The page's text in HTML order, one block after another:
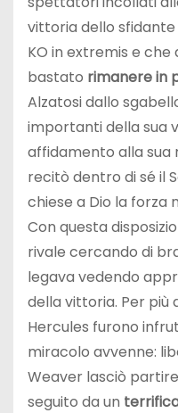
vittoria dello
KO in extremis e
bastato rimanere in
Alzatosi dallo
importanti della sua
affidamento alla sua
recitò dentro di sé il
chiese a Dio la forza
Con questa
rivale cercando di
legava vedendo
della vittoria. Per più
Hercules furono
miracolo avvenne:
Weaver lasciò
seguito da un